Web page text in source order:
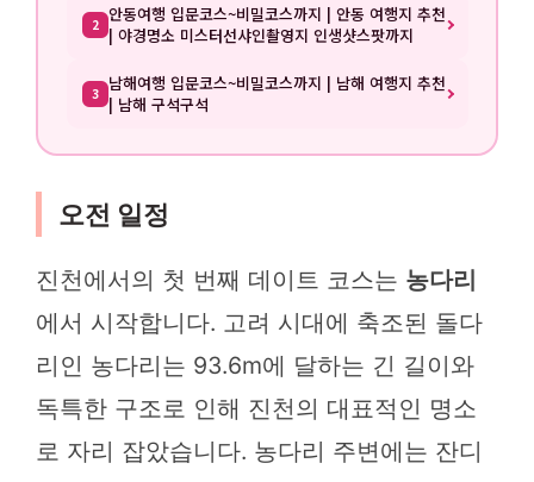
2 안동여행 입문코스~비밀코스까지 | 안동 여행지 추천
| 야경명소 미스터선샤인촬영지 인생샷스팟까지
3 남해여행 입문코스~비밀코스까지 | 남해 여행지 추천
| 남해 구석구석
오전 일정
진천에서의 첫 번째 데이트 코스는 농다리
에서 시작합니다. 고려 시대에 축조된 돌다
리인 농다리는 93.6m에 달하는 긴 길이와
독특한 구조로 인해 진천의 대표적인 명소
로 자리 잡았습니다. 농다리 주변에는 잔디